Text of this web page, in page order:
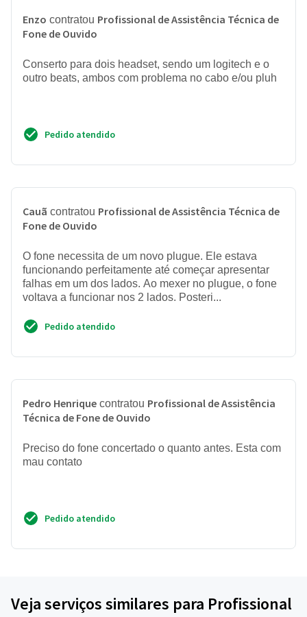
Enzo contratou Profissional de Assistência Técnica de
Fone de Ouvido
Conserto para dois headset, sendo um logitech e o
outro beats, ambos com problema no cabo e/ou pluh
Pedido atendido
Cauã contratou Profissional de Assistência Técnica de
Fone de Ouvido
O fone necessita de um novo plugue. Ele estava
funcionando perfeitamente até começar apresentar
falhas em um dos lados. Ao mexer no plugue, o fone
voltava a funcionar nos 2 lados. Posteri...
Pedido atendido
Pedro Henrique contratou Profissional de Assistência
Técnica de Fone de Ouvido
Preciso do fone concertado o quanto antes. Esta com
mau contato
Pedido atendido
Veja serviços similares para Profissional